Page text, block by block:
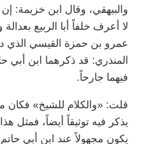
والبيهقي، وقال ابن خزيمة:
لا أعرف خلفاً أبا الربيع بعدالة
عمرو بن حمزة القيسي الذي
المنذري: قد ذكرهما ابن أبي
فيهما جارحاً.
قلت: «والكلام للشيخ» فكان
يذكر فيه توثيقاً أيضاً، فمثل
يكون مجهولاً عند ابن أبي